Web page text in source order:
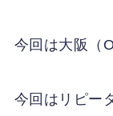
今回は大阪（
今回はリピー